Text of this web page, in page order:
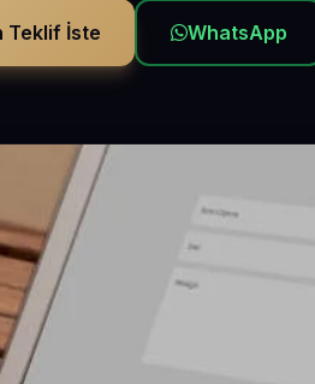
Teklif İste WhatsApp